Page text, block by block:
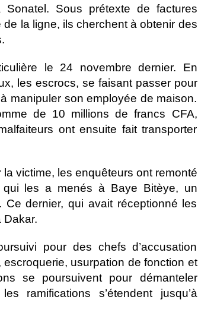
Sonatel. Sous prétexte de factures
la ligne, ils cherchent à obtenir des
le 24 novembre dernier. En
les escrocs, se faisant passer pour
manipuler son employée de maison.
de 10 millions de francs CFA,
ont ensuite fait transporter
victime, les enquêteurs ont remonté
les a menés à Baye Bitèye, un
dernier, qui avait réceptionné les
Dakar.
pour des chefs d’accusation
usurpation de fonction et
se poursuivent pour démanteler
ramifications s’étendent jusqu’à